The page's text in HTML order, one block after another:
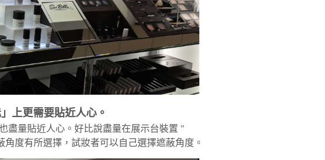
上更需要貼近人心。
盡量貼近人心。好比說盡量在展示台裝置 "
度有所選擇，試妝者可以自己選擇遮蔽角度。